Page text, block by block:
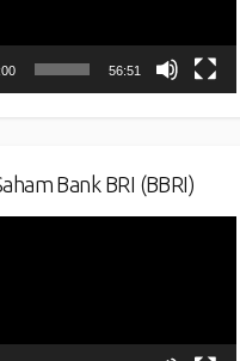
56:51
Bank BRI (BBRI)